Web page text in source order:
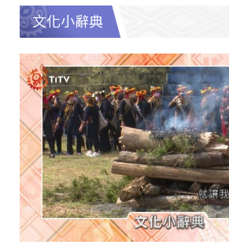
文化小辭典